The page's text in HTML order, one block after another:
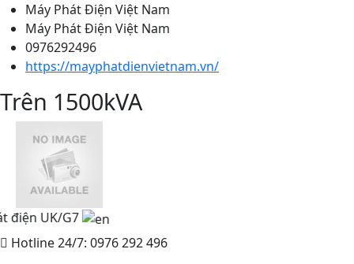
Máy Phát Điện Việt Nam
Máy Phát Điện Việt Nam
0976292496
https://mayphatdienvietnam.vn/
Trên 1500kVA
UK/G7
Hotline 24/7: 0976 292 496